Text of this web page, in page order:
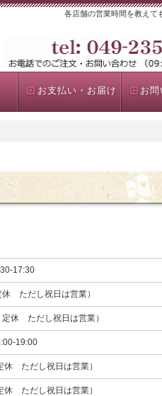
各店舗の営業時間を教えて
お支払い・お届け お
17:30
ただし祝日は営業）
休 ただし祝日は営業）
19:00
休 ただし祝日は営業）
休 ただし祝日は営業）